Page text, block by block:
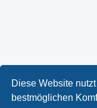
Diese Website
bestmöglichen